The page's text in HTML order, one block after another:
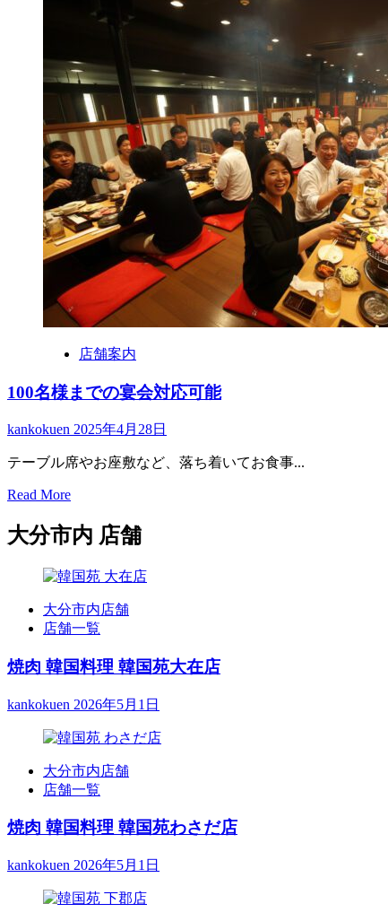
店舗案内
100名様までの宴会対応可能
kankokuen 2025年4月28日
テーブル席やお座敷など、落ち着いてお食事...
Read MoreRead
about
100
様
で
の
会
応
可
能
大分市内 店舗
大分市内店舗
店舗一覧
焼肉 韓国料理 韓国苑大在店
kankokuen 2026年5月1日
大分市内店舗
店舗一覧
焼肉 韓国料理 韓国苑わさだ店
kankokuen 2026年5月1日